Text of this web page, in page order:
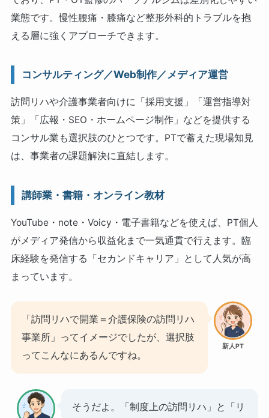
業態です。慢性腰痛・膝痛など整形外科的トラブルを抱
える層に強くアプローチできます。
コンサルティング／Web制作／メディア運営
訪問リハや介護事業者向けに「採用支援」「運営指導対
策」「広報・SEO・ホームページ制作」などを提供する
コンサル業も選択肢のひとつです。PTで蓄えた現場知見
は、事業者の課題解決に直結します。
講師業・書籍・オンライン教材
YouTube・note・Voicy・電子書籍などを使えば、PT個人
がメディア発信から収益化まで一気通貫で行えます。臨
床経験を発信する「セカンドキャリア」として人気が高
まっています。
新人PT
「訪問リハで開業＝介護保険の訪問リハ
事業所」ってイメージでしたが、選択肢
ってこんなにあるんですね。
そうだよ。「制度上の訪問リハ」と「リ